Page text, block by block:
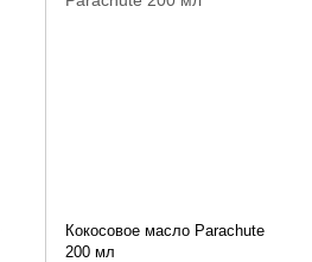
Кокосовое масло Parachute
200 мл